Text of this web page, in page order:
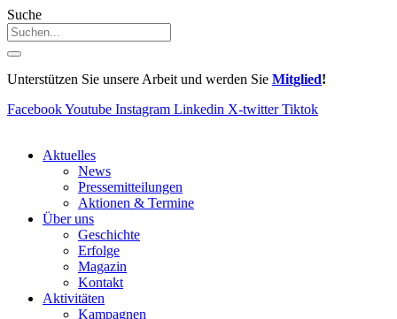
Suche
Unterstützen Sie unsere Arbeit und werden Sie Mitglied!
FacebookYoutube Instagram Linkedin X-twitter Tiktok
Aktuelles
News
Pressemitteilungen
Aktionen & Termine
Über uns
Geschichte
Erfolge
Magazin
Kontakt
Aktivitäten
Kampagnen